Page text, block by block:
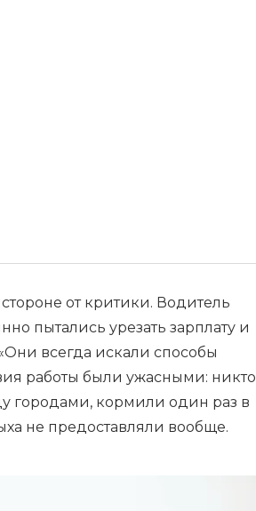
от критики. Водитель
пытались урезать зарплату и
всегда искали способы
работы были ужасными: никто
городами, кормили один раз в
не предоставляли вообще.